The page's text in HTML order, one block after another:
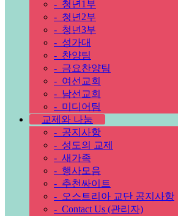
- 청년1부
- 청년2부
- 청년3부
- 성가대
- 찬양팀
- 금요찬양팀
- 여선교회
- 남선교회
- 미디어팀
교제와 나눔
- 공지사항
- 성도의 교제
- 새가족
- 행사모음
- 추천싸이트
- 오스트리아 교단 공지사항
- Contact Us (관리자)